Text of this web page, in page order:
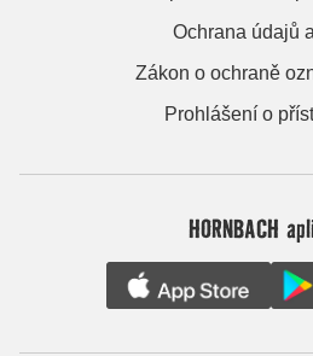
Ochrana údajů
Zákon o ochraně
Prohlášení o
HORNBACH